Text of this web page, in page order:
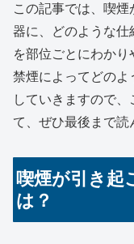
この記事では、喫
器に、どのような仕
を部位ごとにわかり
禁煙によってどのよ
していきますので
て、ぜひ最後まで読
喫煙が引き起
は？